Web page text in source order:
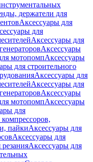
держатели для
Аксессуары для
для
Аксессуары для
Аксессуары
мотопомпАксессуары
для строительного
Аксессуары для
Аксессуары для
Аксессуары
мотопомпАксессуары
для
пайкиАксессуары для
Аксессуары для
Аксессуары для